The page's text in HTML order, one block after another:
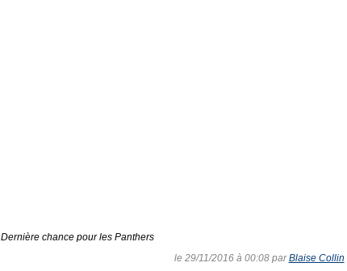
Dernière chance pour les Panthers
le 29/11/2016 à 00:08 parBlaise Collin